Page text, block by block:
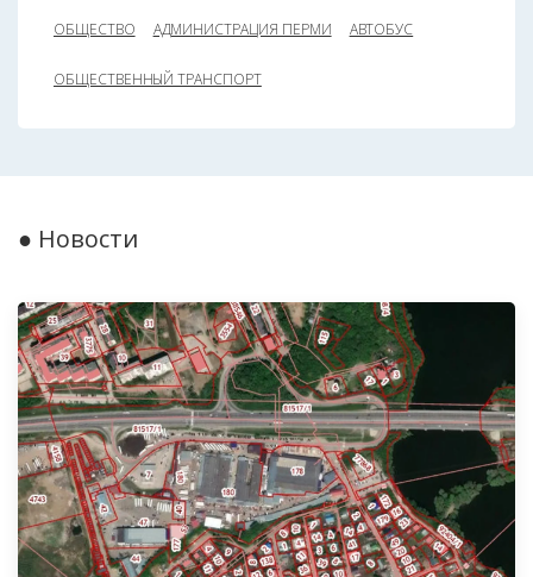
ОБЩЕСТВО АДМИНИСТРАЦИЯ ПЕРМИ АВТОБУС
ОБЩЕСТВЕННЫЙ ТРАНСПОРТ
● Новости